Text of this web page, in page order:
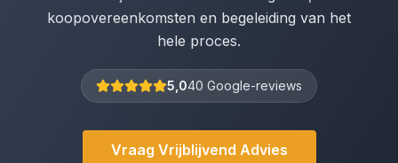
koopovereenkomsten en begeleiding van het
hele proces.
5,040 Google-reviews
Vraag Vrijblijvend Advies